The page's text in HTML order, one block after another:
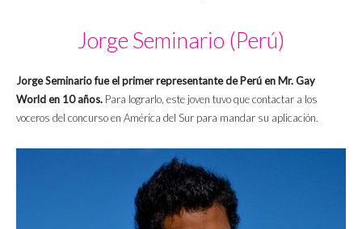
Jorge Seminario (Perú)
Jorge Seminario fue el primer representante de Perú en Mr. Gay
World en 10 años. Para lograrlo, este joven tuvo que contactar a los
voceros del concurso en América del Sur para mandar su aplicación.